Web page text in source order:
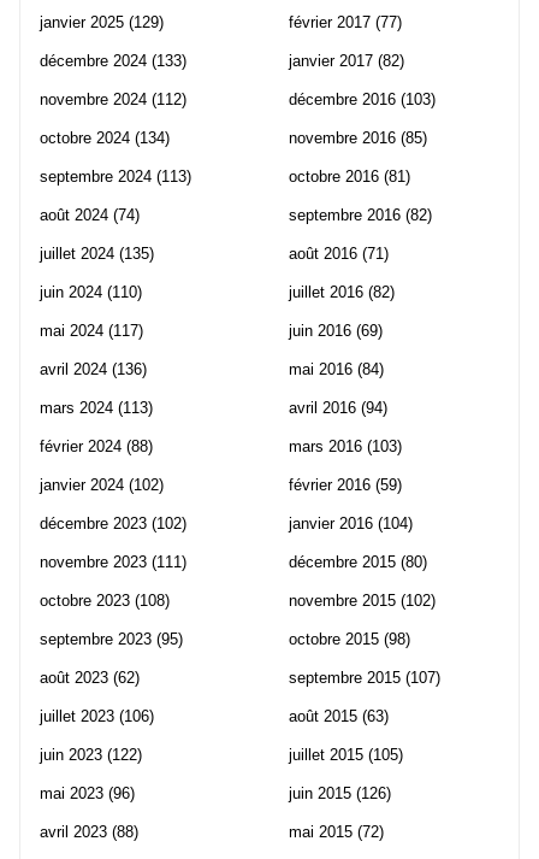
janvier 2025 (129)
décembre 2024 (133)
novembre 2024 (112)
octobre 2024 (134)
septembre 2024 (113)
août 2024 (74)
juillet 2024 (135)
juin 2024 (110)
mai 2024 (117)
avril 2024 (136)
mars 2024 (113)
février 2024 (88)
janvier 2024 (102)
décembre 2023 (102)
novembre 2023 (111)
octobre 2023 (108)
septembre 2023 (95)
août 2023 (62)
juillet 2023 (106)
juin 2023 (122)
mai 2023 (96)
avril 2023 (88)
février 2017 (77)
janvier 2017 (82)
décembre 2016 (103)
novembre 2016 (85)
octobre 2016 (81)
septembre 2016 (82)
août 2016 (71)
juillet 2016 (82)
juin 2016 (69)
mai 2016 (84)
avril 2016 (94)
mars 2016 (103)
février 2016 (59)
janvier 2016 (104)
décembre 2015 (80)
novembre 2015 (102)
octobre 2015 (98)
septembre 2015 (107)
août 2015 (63)
juillet 2015 (105)
juin 2015 (126)
mai 2015 (72)